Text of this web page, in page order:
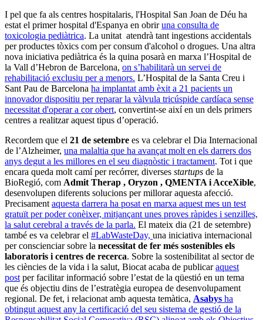
I pel que fa als centres hospitalaris, l'Hospital San Joan de Déu ha
estat el primer hospital d'Espanya en obriruna consulta de
toxicologia pediàtrica. La unitat atendrà tant ingestions accidentals
per productes tòxics com per consum d'alcohol o drogues. Una altra
nova iniciativa pediàtrica és la quina posarà en marxa l’Hospital de
la Vall d’Hebron de Barcelona, on s’habilitarà un servei de
rehabilitació exclusiu per a menors. L’Hospital de la Santa Creu i
Sant Pau de Barcelona ha implantat amb èxit a 21 pacients un
innovador dispositiu per reparar la vàlvula tricúspide cardíaca sense
necessitat d'operar a cor obert, convertint-se així en un dels primers
centres a realitzar aquest tipus d’operació.
Recordem que el 21 de setembre es va celebrar el Dia Internacional
de l’Alzheimer, una malaltia que ha avançat molt en els darrers dos
anys degut a les millores en el seu diagnòstic i tractament. Tot i que
encara queda molt camí per recórrer, diverses startups de la
BioRegió, com Admit Therap , Oryzon , QMENTA i AcceXible,
desenvolupen diferents solucions per millorar aquesta afecció.
Precisament aquesta darrera ha posat en marxa aquest mes un test
gratuït per poder conèixer, mitjançant unes proves ràpides i senzilles,
la salut cerebral a través de la parla. El mateix dia (21 de setembre)
també es va celebrar el #LabWasteDay, una iniciativa internacional
per conscienciar sobre la necessitat de fer més sostenibles els
laboratoris i centres de recerca. Sobre la sostenibilitat al sector de
les ciències de la vida i la salut, Biocat acaba de publicaraquest
post per facilitar informació sobre l’estat de la qüestió en un tema
que és objectiu dins de l’estratègia europea de desenvolupament
regional. De fet, i relacionat amb aquesta temàtica, Asabys ha
obtingut aquest any la certificació del seu sistema de gestió de la